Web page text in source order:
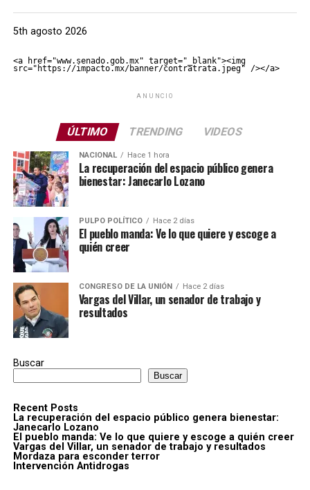
5th agosto 2026
<a href="www.senado.gob.mx" target="_blank"><img
src="https://impacto.mx/banner/contratrata.jpeg" /></a>
ANUNCIO
ÚLTIMO TRENDING VIDEOS
NACIONAL Hace 1 hora
La recuperación del espacio público genera
bienestar: Janecarlo Lozano
PULPO POLÍTICO Hace 2 días
El pueblo manda: Ve lo que quiere y escoge a
quién creer
CONGRESO DE LA UNIÓN Hace 2 días
Vargas del Villar, un senador de trabajo y
resultados
Buscar
Buscar
Recent Posts
La recuperación del espacio público genera bienestar:
Janecarlo Lozano
El pueblo manda: Ve lo que quiere y escoge a quién creer
Vargas del Villar, un senador de trabajo y resultados
Mordaza para esconder terror
Intervención Antidrogas